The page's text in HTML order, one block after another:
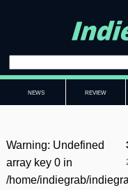
NEWS REVIEW
Warning: Undefined
array key 0 in
/home/indiegrab/